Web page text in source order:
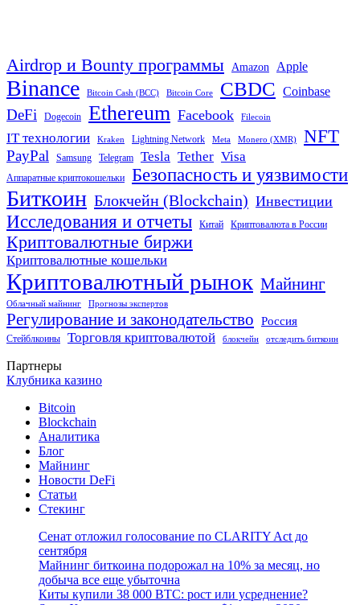
Airdrop и Bounty программы Amazon Apple
Binance Bitcoin Cash (BCC) Bitcoin Core CBDC Coinbase
DeFi Dogecoin Ethereum Facebook Filecoin
IT технологии Kraken Lightning Network Meta Monero (XMR) NFT
PayPal Samsung Telegram Tesla Tether Visa
Аппаратные криптокошельки Безопасность и уязвимости
Биткоин Блокчейн (Blockchain) Инвестиции
Исследования и отчеты Китай Криптовалюта в России
Криптовалютные биржи
Криптовалютные кошельки
Криптовалютный рынок Майнинг
Облачный майнинг Прогнозы экспертов
Регулирование и законодательство Россия
Стейблкоины Торговля криптовалютой блокчейн отследить биткоин
Партнеры
Клубника казино
Bitcoin
Blockchain
Аналитика
Блог
Майнинг
Новости DeFi
Статьи
Стекинг
Сенат отложил голосование по CLARITY Act до
сентября
Майнинг биткоина подорожал на 10% за месяц, но
добыча все еще убыточна
Киты купили 38 000 BTC: рост или усреднение?